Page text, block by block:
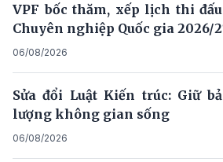
VPF bốc thăm, xếp lịch thi
Chuyên nghiệp Quốc gia 2026/
06/08/2026
Sửa đổi Luật Kiến trúc: Giữ
lượng không gian sống
06/08/2026